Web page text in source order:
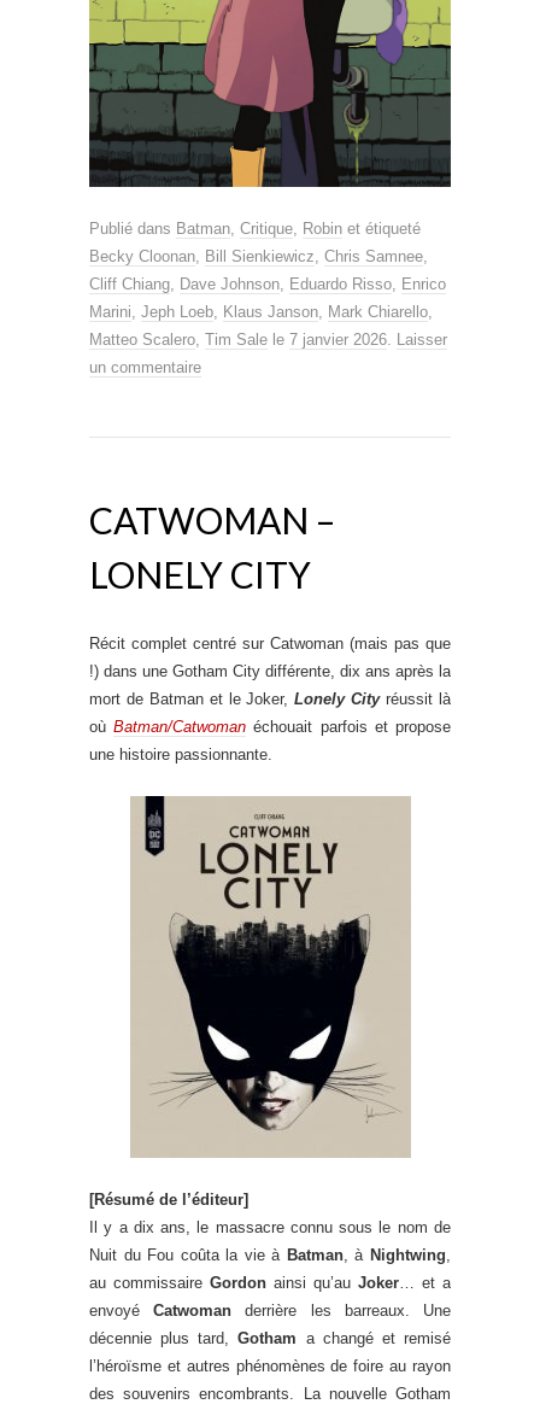
Publié dans Batman Critique Robin et étiqueté
Becky Cloonan Bill Sienkiewicz Chris Samnee
Cliff Chiang Dave Johnson Eduardo Risso Enrico
Marini Jeph Loeb Klaus Janson Mark Chiarello
Matteo Scalero Tim Sale le 7 janvier 2026 Laisser
un commentaire
CATWOMAN –
LONELY CITY
Récit complet centré sur Catwoman (mais pas que
!) dans une Gotham City différente, dix ans après la
mort de Batman et le Joker,Lonely Cityréussit là
oùBatman/Catwoman échouait parfois et propose
une histoire passionnante.
[Résumé de l’éditeur]
Il y a dix ans, le massacre connu sous le nom de
Nuit du Fou coûta la vie à Batman, àNightwing
au commissaire Gordon ainsi qu’au Joker … et a
envoyéCatwoman derrière les barreaux. Une
décennie plus tard,Gotham a changé et remisé
l’héroïsme et autres phénomènes de foire au rayon
des souvenirs encombrants. La nouvelle Gotham